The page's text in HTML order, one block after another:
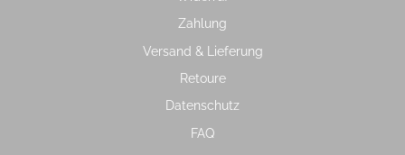
Zahlung
Versand & Lieferung
Retoure
Datenschutz
FAQ